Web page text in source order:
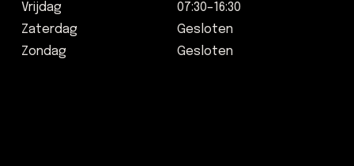
Vrijdag
Zaterdag
Zondag
07:30–16:30
Gesloten
Gesloten